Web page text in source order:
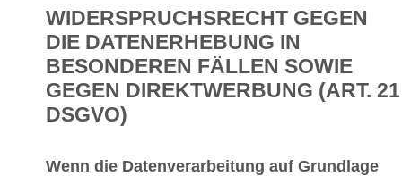
WIDERSPRUCHSRECHT GEGEN
DIE DATENERHEBUNG IN
BESONDEREN FÄLLEN SOWIE
GEGEN DIREKTWERBUNG (ART. 21
DSGVO)
Wenn die Datenverarbeitung auf Grundlage